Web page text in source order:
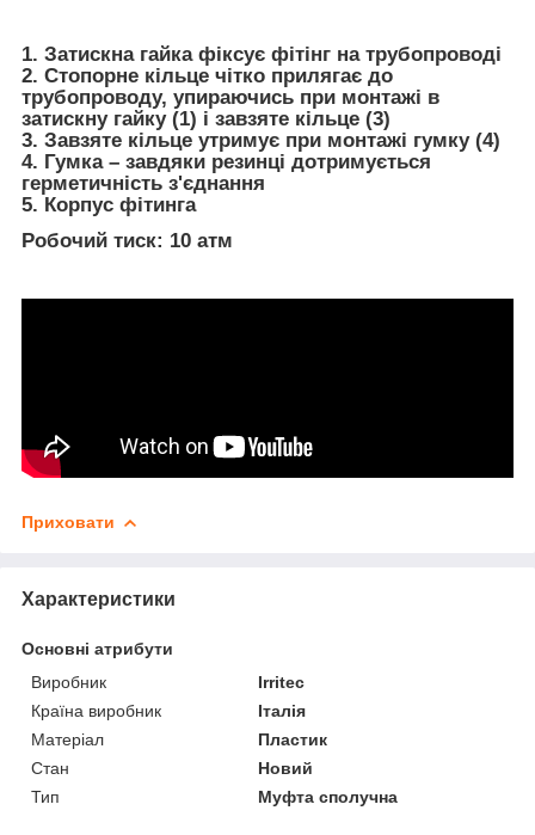
1. Затискна гайка фіксує фітінг на трубопроводі
2. Стопорне кільце чітко прилягає до
трубопроводу, упираючись при монтажі в
затискну гайку (1) і завзяте кільце (3)
3. Завзяте кільце утримує при монтажі гумку (4)
4. Гумка – завдяки резинці дотримується
герметичність з'єднання
5. Корпус фітинга
Робочий тиск: 10 атм
Приховати
Характеристики
Основні атрибути
Виробник
Irritec
Країна виробник
Італія
Матеріал
Пластик
Стан
Новий
Тип
Муфта сполучна